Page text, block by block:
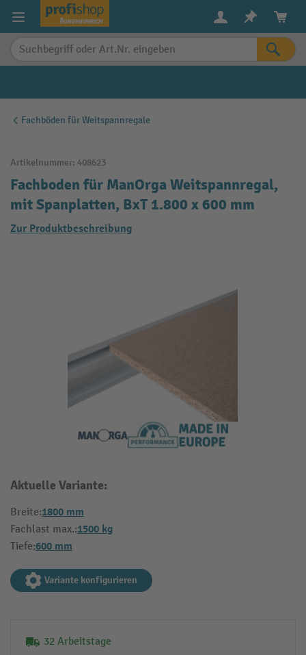
springen
Fachböden für Weitspannregale
Artikelnummer: 408623
Fachboden für ManOrga Weitspannregal,
mit Spanplatten, BxT 1.800 x 600 mm
Zur Produktbeschreibung
Aktuelle Variante:
Breite:1800 mm
Fachlast max.:1500 kg
Tiefe:600 mm
Variante konfigurieren
32 Arbeitstage